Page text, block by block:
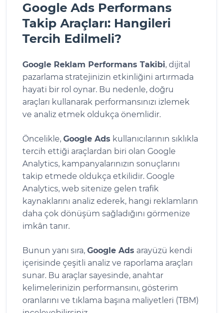
Google Ads Performans
Takip Araçları: Hangileri
Tercih Edilmeli?
Google Reklam Performans Takibi, dijital
pazarlama stratejinizin etkinliğini artırmada
hayati bir rol oynar. Bu nedenle, doğru
araçları kullanarak performansınızı izlemek
ve analiz etmek oldukça önemlidir.
Öncelikle, Google Ads kullanıcılarının sıklıkla
tercih ettiği araçlardan biri olan Google
Analytics, kampanyalarınızın sonuçlarını
takip etmede oldukça etkilidir. Google
Analytics, web sitenize gelen trafik
kaynaklarını analiz ederek, hangi reklamların
daha çok dönüşüm sağladığını görmenize
imkân tanır.
Bunun yanı sıra, Google Ads arayüzü kendi
içerisinde çeşitli analiz ve raporlama araçları
sunar. Bu araçlar sayesinde, anahtar
kelimelerinizin performansını, gösterim
oranlarını ve tıklama başına maliyetleri (TBM)